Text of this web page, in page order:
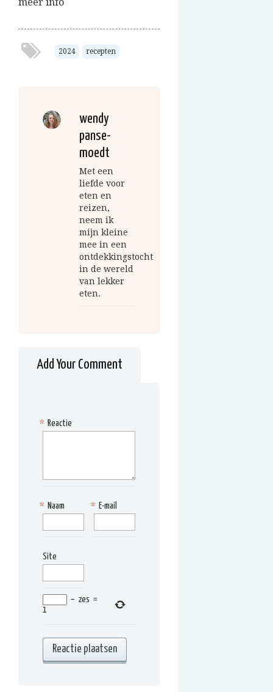
2024 recepten
wendy
panse-
moedt
Met een
liefde voor
eten en
reizen,
neem ik
mijn kleine
mee in een
ontdekkingstocht
in de wereld
van lekker
eten.
Add Your Comment
Reactie
*
Naam
* E-mail
*
Site
− zes =
1